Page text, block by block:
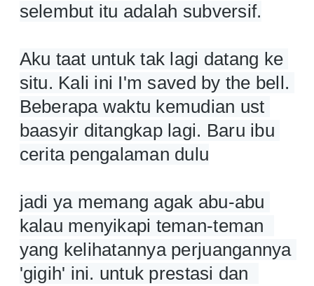
selembut itu adalah subversif.
Aku taat untuk tak lagi datang ke
situ. Kali ini I'm saved by the bell.
Beberapa waktu kemudian ust
baasyir ditangkap lagi. Baru ibu
cerita pengalaman dulu
jadi ya memang agak abu-abu
kalau menyikapi teman-teman
yang kelihatannya perjuangannya
'gigih' ini. untuk prestasi dan